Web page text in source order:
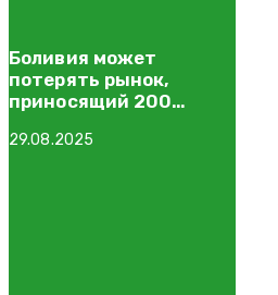
Боливия может
потерять рынок,
приносящий 200
29.08.2025